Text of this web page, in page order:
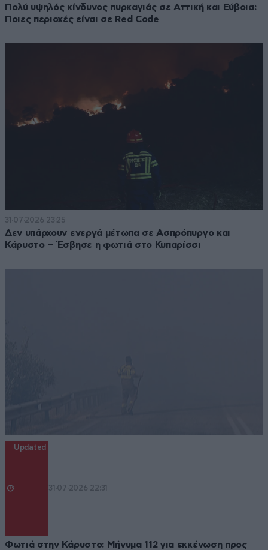
Πολύ υψηλός κίνδυνος πυρκαγιάς σε Αττική και Εύβοια:
Ποιες περιοχές είναι σε Red Code
31·07·2026 23:25
Δεν υπάρχουν ενεργά μέτωπα σε Ασπρόπυργο και
Κάρυστο – Έσβησε η φωτιά στο Κυπαρίσσι
Updated
31·07·2026 22:31
Φωτιά στην Κάρυστο: Μήνυμα 112 για εκκένωση προς